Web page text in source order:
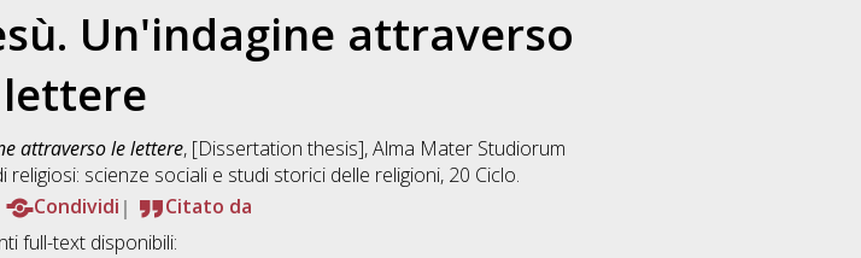
Un'indagine attraverso
attraverso le lettere, [Dissertation thesis], Alma Mater Studiorum
religiosi: scienze sociali e studi storici delle religioni, 20 Ciclo.
Condividi
Citato da
full-text disponibili: